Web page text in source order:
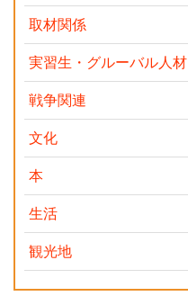
取材関係
実習生・グルーバル人材
戦争関連
文化
本
生活
観光地